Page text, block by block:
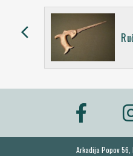
arrow_back_ios
-
Arkadija Popov